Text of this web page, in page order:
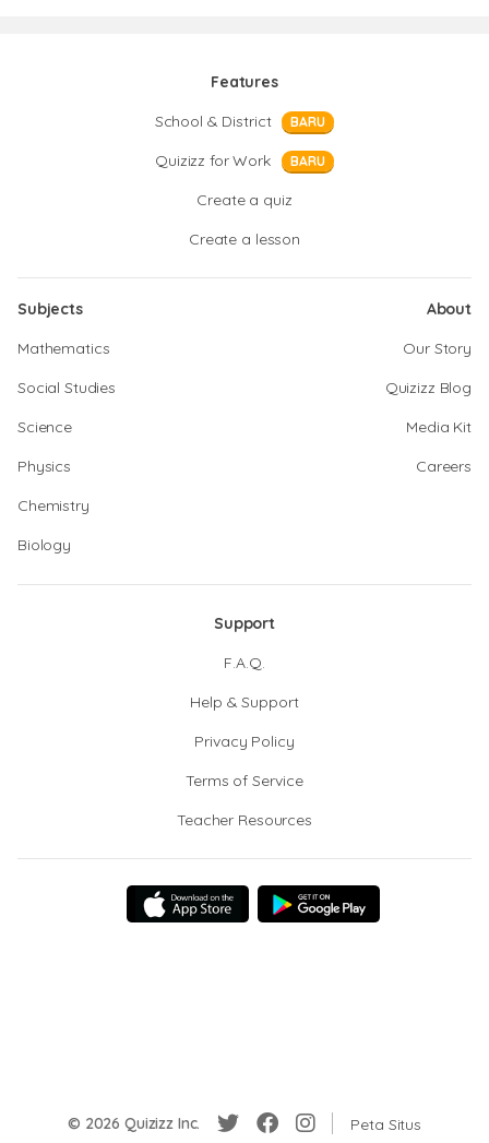
Features
School & District
BARU
Quizizz for Work BARU
Create a quiz
Create a lesson
Subjects
Mathematics
Social Studies
Science
Physics
Chemistry
Biology
About
Our Story
Quizizz Blog
Media Kit
Careers
Support
F.A.Q.
Help & Support
Privacy Policy
Terms of Service
Teacher Resources
© 2026 Quizizz Inc. Peta Situs